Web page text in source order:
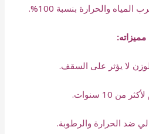
والحرارة بنسبة 100%.
مميزاته:
لا يؤثر على السقف.
من 10 سنوات.
ضد الحرارة والرطوبة.